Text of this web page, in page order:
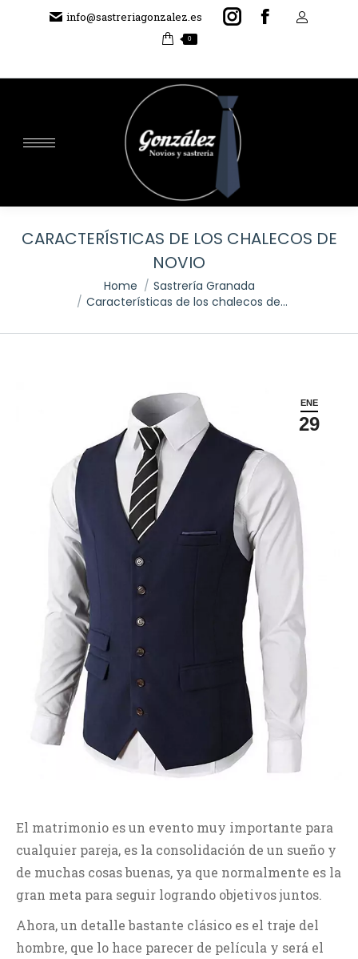
info@sastreriagonzalez.es
Instagram
Facebook
0
CARACTERÍSTICAS DE LOS CHALECOS DE
NOVIO
Home
Sastrería Granada
Características de los chalecos de…
ENE
29
El matrimonio es un evento muy importante para
cualquier pareja, es la consolidación de un sueño y
de muchas cosas buenas, ya que normalmente es la
gran meta para seguir logrando objetivos juntos.
Ahora, un detalle bastante clásico es el traje del
hombre, que lo hace parecer de película y será el